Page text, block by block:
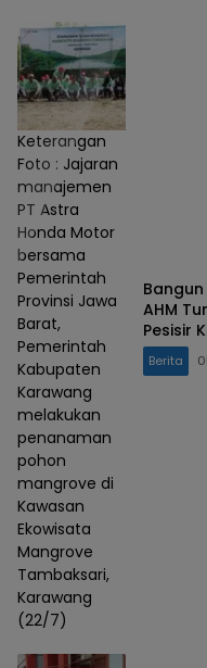
Keterangan
Foto : Jajaran
manajemen
PT Astra
Honda Motor
bersama
Pemerintah
Provinsi Jawa
Barat,
Pemerintah
Kabupaten
Karawang
melakukan
penanaman
pohon
mangrove di
Kawasan
Ekowisata
Mangrove
Tambaksari,
Karawang
(22/7)
AHM
Pesisir
Berita